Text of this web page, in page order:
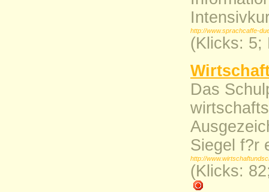
http://www.sprachcaffe-
(Klicks: 5;
Das
Siegel f?r
http://
(Klicks: